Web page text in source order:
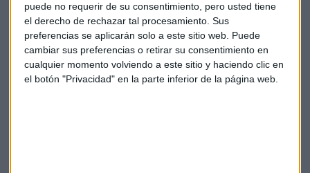
puede no requerir de su consentimiento, pero usted tiene
el derecho de rechazar tal procesamiento. Sus
preferencias se aplicarán solo a este sitio web. Puede
cambiar sus preferencias o retirar su consentimiento en
cualquier momento volviendo a este sitio y haciendo clic en
el botón "Privacidad" en la parte inferior de la página web.